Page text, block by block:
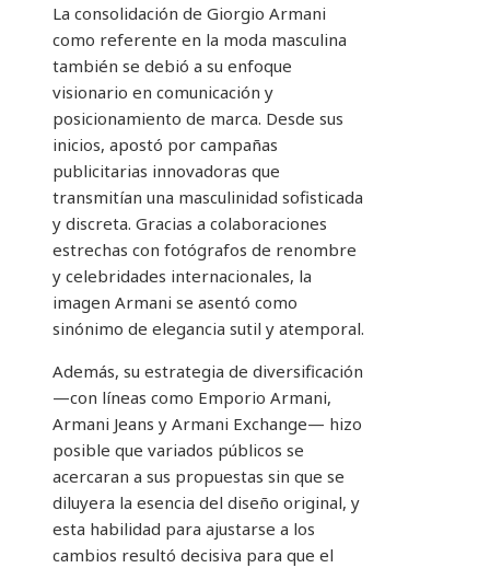
La consolidación de Giorgio Armani
como referente en la moda masculina
también se debió a su enfoque
visionario en comunicación y
posicionamiento de marca. Desde sus
inicios, apostó por campañas
publicitarias innovadoras que
transmitían una masculinidad sofisticada
y discreta. Gracias a colaboraciones
estrechas con fotógrafos de renombre
y celebridades internacionales, la
imagen Armani se asentó como
sinónimo de elegancia sutil y atemporal.
Además, su estrategia de diversificación
—con líneas como Emporio Armani,
Armani Jeans y Armani Exchange— hizo
posible que variados públicos se
acercaran a sus propuestas sin que se
diluyera la esencia del diseño original, y
esta habilidad para ajustarse a los
cambios resultó decisiva para que el